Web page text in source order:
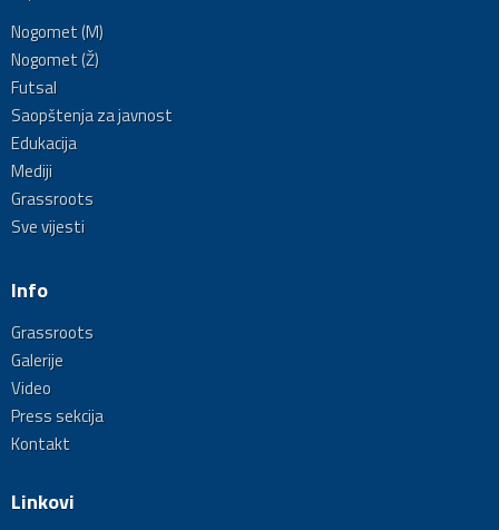
Nogomet (M)
Nogomet (Ž)
Futsal
Saopštenja za javnost
Edukacija
Mediji
Grassroots
Sve vijesti
Info
Grassroots
Galerije
Video
Press sekcija
Kontakt
Linkovi